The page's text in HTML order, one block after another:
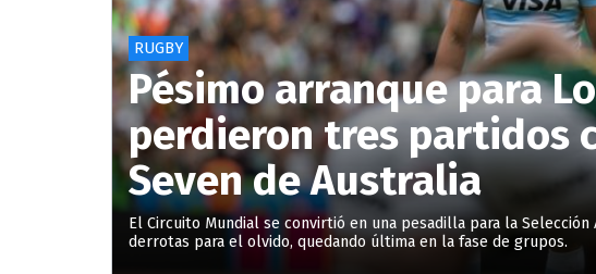
RUGBY
Pésimo arranque para
perdieron tres partidos
Seven de Australia
El Circuito Mundial se convirtió en una pesadilla para la Selección
derrotas para el olvido, quedando última en la fase de grupos.